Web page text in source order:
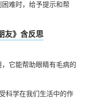
难时，给予提示和帮
友》含反思
它能帮助眼睛有毛病的
学在我们生活中的作